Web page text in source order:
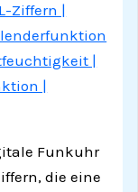
Ziffern |
|
|
Funkuhr
die eine